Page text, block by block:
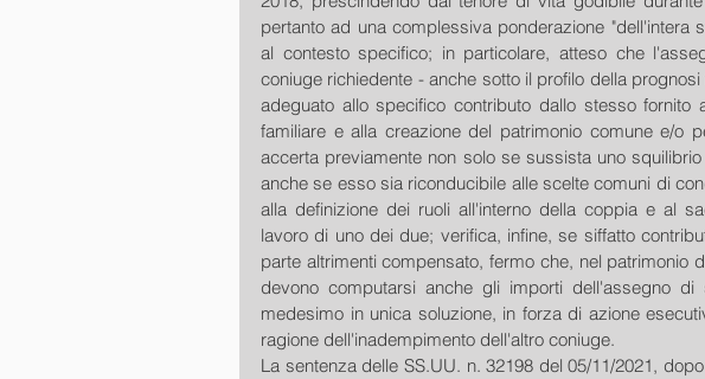
pertanto ad una complessiva ponderazione "dell'intera
al contesto specifico; in particolare, atteso che
coniuge richiedente - anche sotto il profilo della
adeguato allo specifico contributo dallo stesso fornito
familiare e alla creazione del patrimonio comune e/o
accerta previamente non solo se sussista uno
anche se esso sia riconducibile alle scelte comuni di
alla definizione dei ruoli all'interno della coppia e al
lavoro di uno dei due; verifica, infine, se siffatto
parte altrimenti compensato, fermo che, nel patrimonio
devono computarsi anche gli importi dell'assegno di
medesimo in unica soluzione, in forza di azione
ragione dell'inadempimento dell'altro coniuge.
La sentenza delle SS.UU. n. 32198 del 05/11/2021,